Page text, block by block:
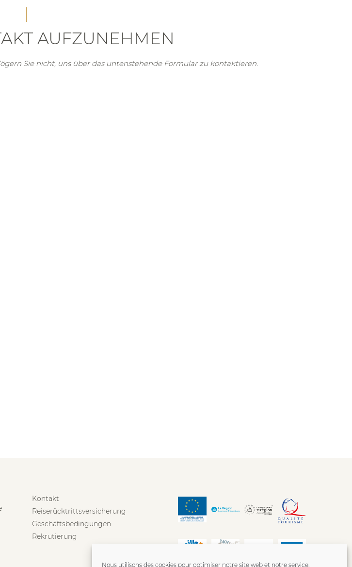
Nous utilisons des cookies pour optimiser notre site web et notre service.
AUFZUNEHMEN
Sie nicht, uns über das untenstehende Formular zu kontaktieren.
Kontakt
Reiserücktrittsversicherung
Geschäftsbedingungen
Rekrutierung